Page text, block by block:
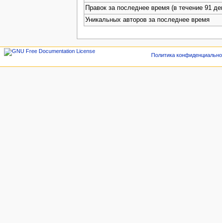
Правок за последнее время (в течение 91
Уникальных авторов за последнее время
Политика